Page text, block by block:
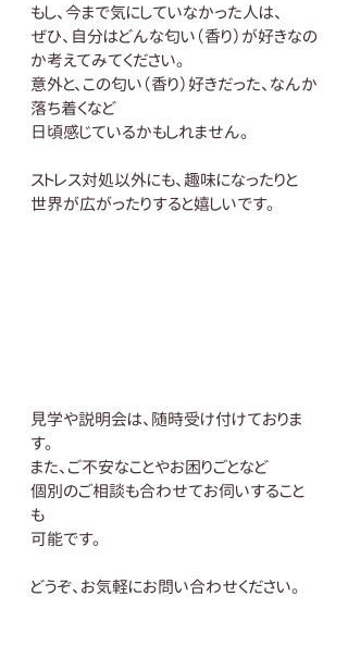
もし、今まで気にしていなかった人は、
ぜひ、自分はどんな匂い（香り）が好きなの
か考えてみてください。
意外と、この匂い（香り）好きだった、なんか
落ち着くなど
日頃感じているかもしれません。
ストレス対処以外にも、趣味になったりと
世界が広がったりすると嬉しいです。
見学や説明会は、随時受け付けておりま
す。
また、ご不安なことやお困りごとなど
個別のご相談も合わせてお伺いすること
も
可能です。
どうぞ、お気軽にお問い合わせください。